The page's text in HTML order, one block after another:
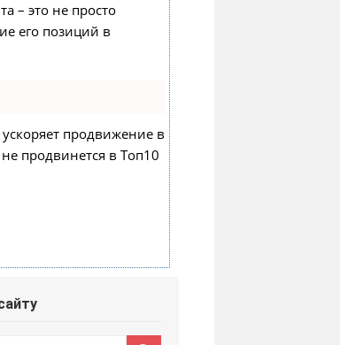
– это не просто
его позиций в
продвижение в
продвинется в Топ10